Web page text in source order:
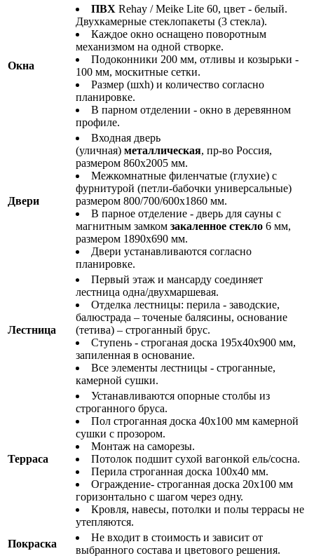
Окна
ПВХ Rehay / Meike Lite 60, цвет - белый.
Двухкамерные стеклопакеты (3 стекла).
Каждое окно оснащено поворотным
механизмом на одной створке.
Подоконники 200 мм, отливы и козырьки -
100 мм, москитные сетки.
Размер (шхh) и количество согласно
планировке.
В парном отделении - окно в деревянном
профиле.
Двери
Входная дверь
(уличная) металлическая, пр-во Россия,
размером 860х2005 мм.
Межкомнатные филенчатые (глухие) с
фурнитурой (петли-бабочки универсальные)
размером 800/700/600х1860 мм.
В парное отделение - дверь для сауны с
магнитным замком закаленное стекло 6 мм,
размером 1890х690 мм.
Двери устанавливаются согласно
планировке.
Лестница
Первый этаж и мансарду соединяет
лестница одна/двухмаршевая.
Отделка лестницы: перила - заводские,
балюстрада – точеные балясины, основание
(тетива) – строганный брус.
Ступень - строганая доска 195х40х900 мм,
запиленная в основание.
Все элементы лестницы - строганные,
камерной сушки.
Терраса
Устанавливаются опорные столбы из
строганного бруса.
Пол строганная доска 40х100 мм камерной
сушки с прозором.
Монтаж на саморезы.
Потолок подшит сухой вагонкой ель/сосна.
Перила строганная доска 100х40 мм.
Ограждение- строганная доска 20х100 мм
горизонтально с шагом через одну.
Кровля, навесы, потолки и полы террасы не
утепляются.
Покраска
Не входит в стоимость и зависит от
выбранного состава и цветового решения.